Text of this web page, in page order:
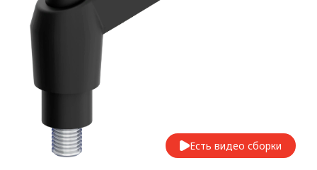
Система V-паза NEW!
Алюминиевые промышленные ограждения
Алюминиевая промышленная мебель
Профиль строительного назначения
Радиаторный алюминиевый профиль NEW!
Есть видео сборки